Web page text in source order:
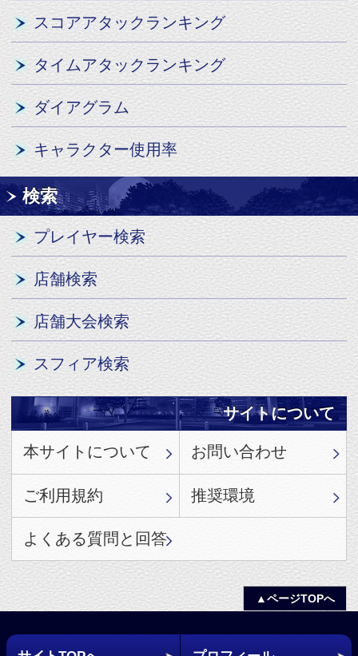
店舗大会検索
スフィア検索
サイトについて
本サイトについて お問い合わせ
ご利用規約 推奨環境
よくある質問と回答
▲ページTOPへ
サイトTOPへ プロフィール
ログイン
アークシステムワークス公式サイトへ
(C) FRENCH BREAD / ARC SYSTEM WORKS